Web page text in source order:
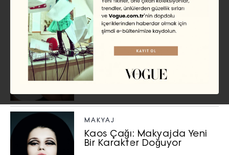
GÜZELLIK
Kendall Jenner’dan Danielle
Marcan’a Haftanın Güzellik
Instagram’ları
EKİN KURBETÇİ
MAKYAJ
Kaos Çağı: Makyajda Yeni
Bir Karakter Doğuyor